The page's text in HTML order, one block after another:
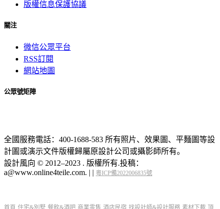
版權信息保護協議
關注
微信公眾平台
RSS訂閱
網站地圖
公眾號矩陣
全國服務電話：400-1688-583 所有照片、效果圖、平麵圖等設
計圖或演示文件版權歸屬原設計公司或攝影師所有。
設計風向 © 2012–2023 . 版權所有.投稿：
a@www.online4teile.com. | | 粵ICP備2022006835號
首頁 住宅&別墅 餐飲&酒吧 商業零售 酒店民宿 找設計師&設計服務 素材下載 頂